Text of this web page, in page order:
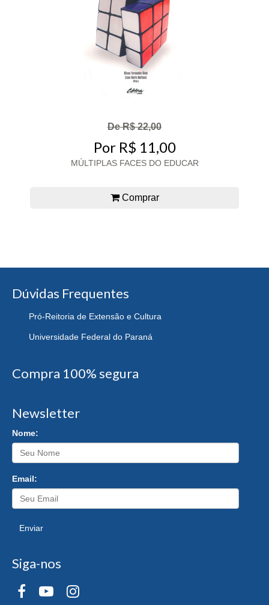
De R$ 22,00
Por R$ 11,00
MÚLTIPLAS FACES DO EDUCAR
Comprar
Dúvidas Frequentes
Pró-Reitoria de Extensão e Cultura
Universidade Federal do Paraná
Compra 100% segura
Newsletter
Nome:
Email:
Enviar
Siga-nos